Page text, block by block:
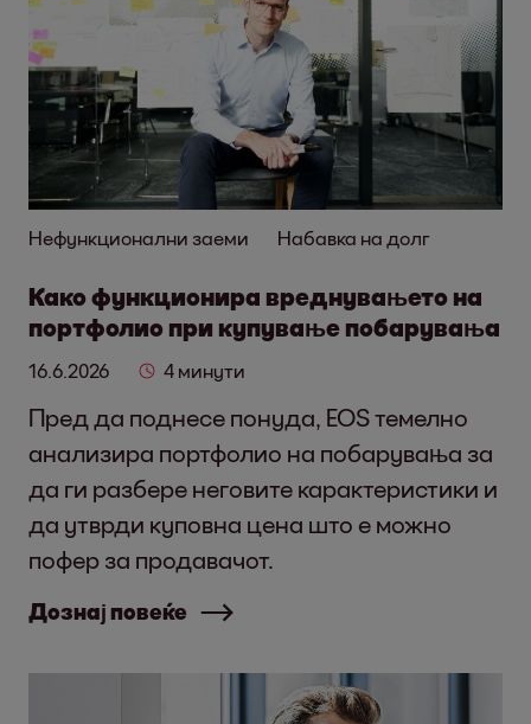
Нефункционални заеми Набавка на долг
Како функционира вреднувањето на
портфолио при купување побарувања
16.6.2026 4 минути
Пред да поднесе понуда, EOS темелно
анализира портфолио на побарувања за
да ги разбере неговите карактеристики и
да утврди куповна цена што е можно
пофер за продавачот.
Дознај повеќе